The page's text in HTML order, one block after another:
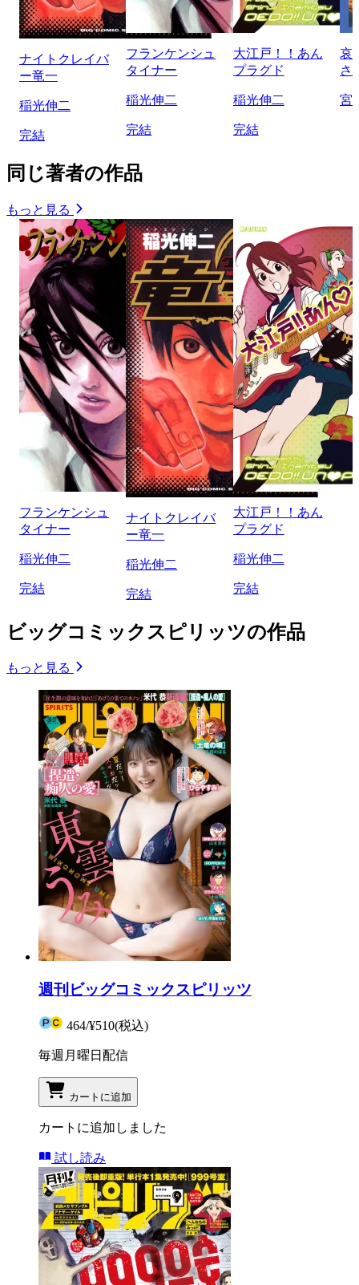
ナイトクレイバ
ー竜一
稲光伸二
完結
フランケンシュ
タイナー
稲光伸二
完結
大江戸！！あん
プラグド
稲光伸二
完結
哀
さ
宮
同じ著者の作品
もっと見る
フランケンシュ
タイナー
稲光伸二
完結
ナイトクレイバ
ー竜一
稲光伸二
完結
大江戸！！あん
プラグド
稲光伸二
完結
ビッグコミックスピリッツの作品
もっと見る
週刊ビッグコミックスピリッツ
464/¥510(税込)
毎週月曜日配信
カートに追加
カートに追加しました
試し読み